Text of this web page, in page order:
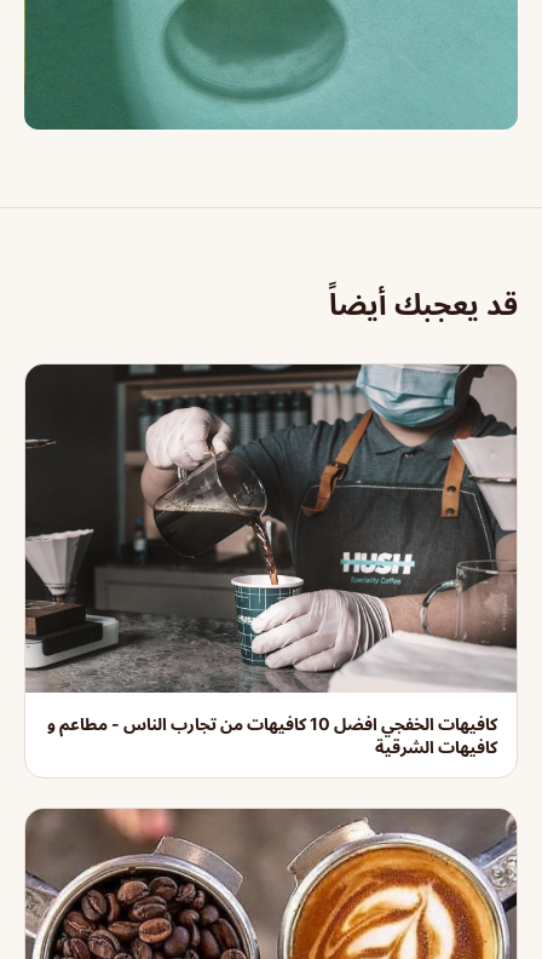
قد يعجبك أيضاً
كافيهات الخفجي افضل 10 كافيهات من تجارب الناس - مطاعم و
كافيهات الشرقية